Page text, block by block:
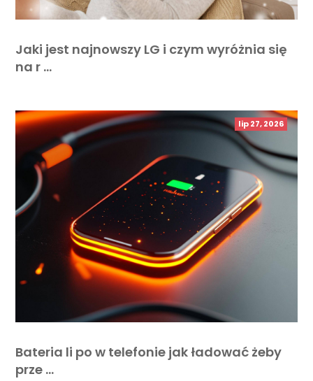
Jaki jest najnowszy LG i czym wyróżnia się
na r …
lip 27, 2026
Bateria li po w telefonie jak ładować żeby
prze …